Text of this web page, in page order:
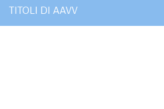
TITOLI DI AAVV